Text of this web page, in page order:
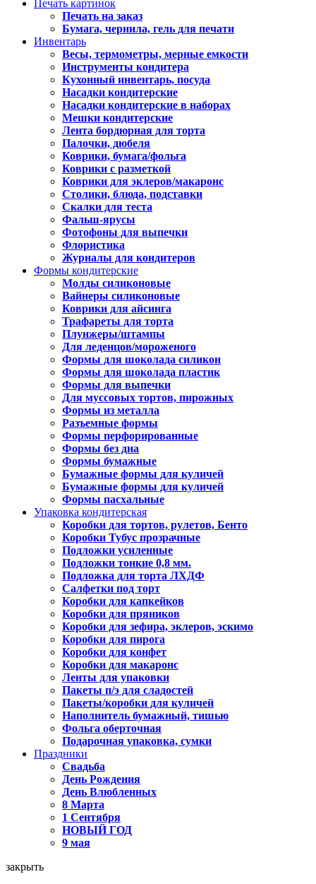
Печать картинок
Печать на заказ
Бумага, чернила, гель для печати
Инвентарь
Весы, термометры, мерные емкости
Инструменты кондитера
Кухонный инвентарь, посуда
Насадки кондитерские
Насадки кондитерские в наборах
Мешки кондитерские
Лента бордюрная для торта
Палочки, дюбеля
Коврики, бумага/фольга
Коврики с разметкой
Коврики для эклеров/макаронс
Столики, блюда, подставки
Скалки для теста
Фальш-ярусы
Фотофоны для выпечки
Флористика
Журналы для кондитеров
Формы кондитерские
Молды силиконовые
Вайнеры силиконовые
Коврики для айсинга
Трафареты для торта
Плунжеры/штампы
Для леденцов/мороженого
Формы для шоколада силикон
Формы для шоколада пластик
Формы для выпечки
Для муссовых тортов, пирожных
Формы из металла
Разъемные формы
Формы перфорированные
Формы без дна
Формы бумажные
Бумажные формы для куличей
Бумажные формы для куличей
Формы пасхальные
Упаковка кондитерская
Коробки для тортов, рулетов, Бенто
Коробки Тубус прозрачные
Подложки усиленные
Подложки тонкие 0,8 мм.
Подложка для торта ЛХДФ
Салфетки под торт
Коробки для капкейков
Коробки для пряников
Коробки для зефира, эклеров, эскимо
Коробки для пирога
Коробки для конфет
Коробки для макаронс
Ленты для упаковки
Пакеты п/э для сладостей
Пакеты/коробки для куличей
Наполнитель бумажный, тишью
Фольга оберточная
Подарочная упаковка, сумки
Праздники
Свадьба
День Рождения
День Влюбленных
8 Марта
1 Сентября
НОВЫЙ ГОД
9 мая
закрыть